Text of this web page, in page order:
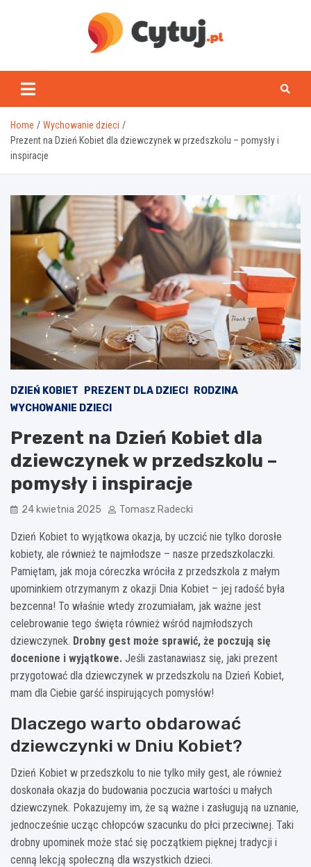
www.cytuj.pl
Home
Wychowanie dzieci
Prezent na Dzień Kobiet dla dziewczynek w przedszkolu – pomysły i
inspiracje
DZIEŃ KOBIET PREZENT DLA DZIECI
RODZINA
WYCHOWANIE DZIECI
Prezent na Dzień Kobiet dla
dziewczynek w przedszkolu –
pomysły i inspiracje
24 kwietnia 2025 Tomasz Radecki
Dzień Kobiet to wyjątkowa okazja, by uczcić nie tylko dorosłe
kobiety, ale również te najmłodsze – nasze przedszkolaczki.
Pamiętam, jak moja córeczka wróciła z przedszkola z małym
upominkiem otrzymanym z okazji Dnia Kobiet – jej radość była
bezcenna! To właśnie wtedy zrozumiałam, jak ważne jest
celebrowanie tego święta również wśród najmłodszych
dziewczynek. Drobny gest może sprawić, że poczują się
docenione i wyjątkowe. Jeśli zastanawiasz się, jaki prezent
przygotować dla dziewczynek w przedszkolu na Dzień Kobiet,
mam dla Ciebie garść inspirujących pomysłów!
Dlaczego warto obdarować
dziewczynki w Dniu Kobiet?
Dzień Kobiet w przedszkolu to nie tylko miły gest, ale również
doskonała okazja do budowania poczucia wartości u małych
dziewczynek. Pokazujemy im, że są ważne i zasługują na uznanie,
jednocześnie ucząc chłopców szacunku do płci przeciwnej. Taki
drobny upominek może stać się początkiem pięknej tradycji i
cenną lekcją społeczną dla wszystkich dzieci.